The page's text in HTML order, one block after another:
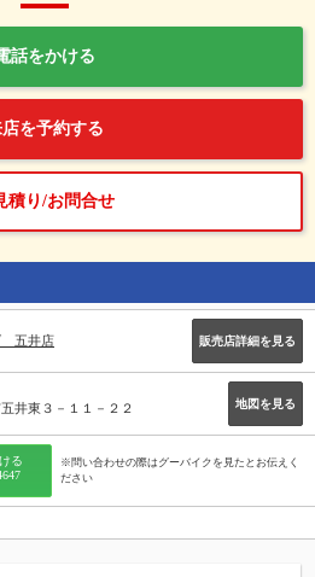
話をかける
を予約する
積り/お問合せ
五井店
販売店詳細を見る
地図を見る
井東３－１１－２２
る
※問い合わせの際はグーバイクを見たとお伝えく
ださい